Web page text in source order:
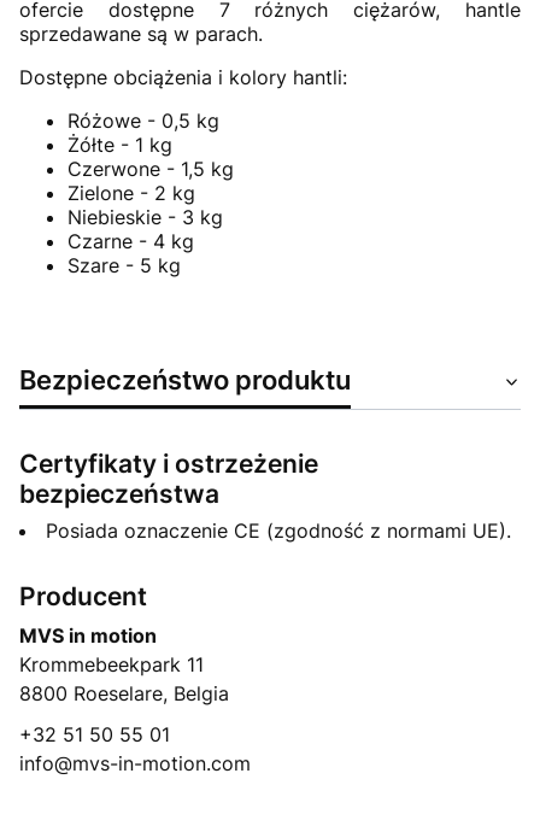
ofercie dostępne 7 różnych ciężarów, hantle
sprzedawane są w parach.
Dostępne obciążenia i kolory hantli:
Różowe - 0,5 kg
Żółte - 1 kg
Czerwone - 1,5 kg
Zielone - 2 kg
Niebieskie - 3 kg
Czarne - 4 kg
Szare - 5 kg
Bezpieczeństwo produktu
Certyfikaty i ostrzeżenie
bezpieczeństwa
Posiada oznaczenie CE (zgodność z normami UE).
Producent
MVS in motion
Krommebeekpark 11
8800 Roeselare, Belgia
+32 51 50 55 01
info@mvs-in-motion.com